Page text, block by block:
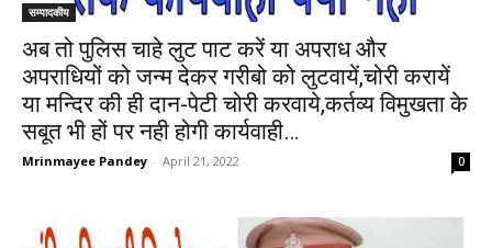
सम्पादकीय
अब तो पुलिस चाहे लुट पाट करें या अपराध और
अपराधियों को जन्म देकर गरीबो को लुटवायें,चोरी करायें
या मन्दिर की ही दान-पेटी चोरी करवाये,कर्तव्य विमुखता के
सबूत भी हों पर नही होगी कार्यवाही…
Mrinmayee Pandey - April 21, 2022 0